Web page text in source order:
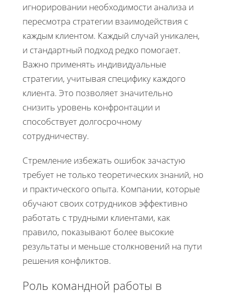
игнорировании необходимости анализа и
пересмотра стратегии взаимодействия с
каждым клиентом. Каждый случай уникален,
и стандартный подход редко помогает.
Важно применять индивидуальные
стратегии, учитывая специфику каждого
клиента. Это позволяет значительно
снизить уровень конфронтации и
способствует долгосрочному
сотрудничеству.
Стремление избежать ошибок зачастую
требует не только теоретических знаний, но
и практического опыта. Компании, которые
обучают своих сотрудников эффективно
работать с трудными клиентами, как
правило, показывают более высокие
результаты и меньше столкновений на пути
решения конфликтов.
Роль командной работы в